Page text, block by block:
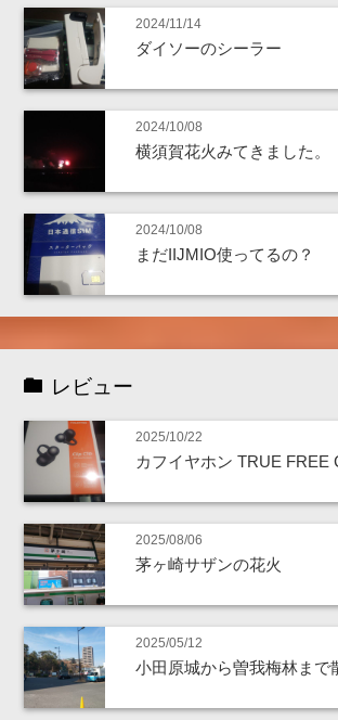
2024/11/14
ダイソーのシーラー
2024/10/08
横須賀花火みてきました。
2024/10/08
まだIIJMIO使ってるの？
レビュー
2025/10/22
カフイヤホン TRUE FREE
2025/08/06
茅ヶ崎サザンの花火
2025/05/12
小田原城から曽我梅林まで